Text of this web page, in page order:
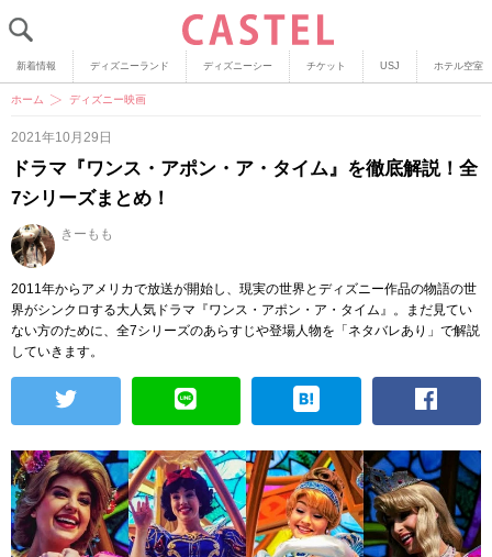
新着情報 ディズニーランド ディズニーシー チケット USJ ホテル空室
ホーム ディズニー映画
2021年10月29日
ドラマ『ワンス・アポン・ア・タイム』を徹底解説！全
7シリーズまとめ！
きーもも
2011年からアメリカで放送が開始し、現実の世界とディズニー作品の物語の世
界がシンクロする大人気ドラマ『ワンス・アポン・ア・タイム』。まだ見てい
ない方のために、全7シリーズのあらすじや登場人物を「ネタバレあり」で解説
していきます。